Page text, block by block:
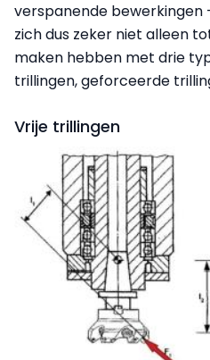
verspanende
zich dus zeker niet alleen
maken hebben met drie
trillingen, geforceerde
Vrije trillingen